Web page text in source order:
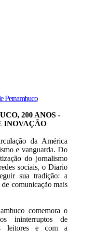
Pernambuco
200 ANOS -
INOVAÇÃO
da América
e vanguarda. Do
do jornalismo
sociais, o Diario
sua tradição: a
comunicação mais
comemora o
ininterruptos de
leitores e com a